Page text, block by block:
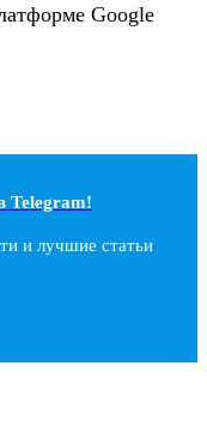
Google
Telegram!
и лучшие статьи